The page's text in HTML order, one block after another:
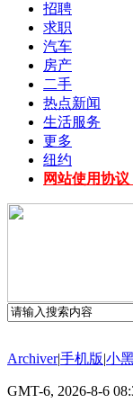
招聘
求职
汽车
房产
二手
热点新闻
生活服务
更多
纽约
网站使用协议
Archiver|手机版|小
GMT-6, 2026-8-6